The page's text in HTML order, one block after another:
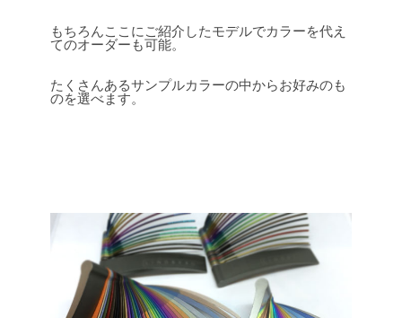
もちろんここにご紹介したモデルでカラーを代え
てのオーダーも可能。
たくさんあるサンプルカラーの中からお好みのも
のを選べます。